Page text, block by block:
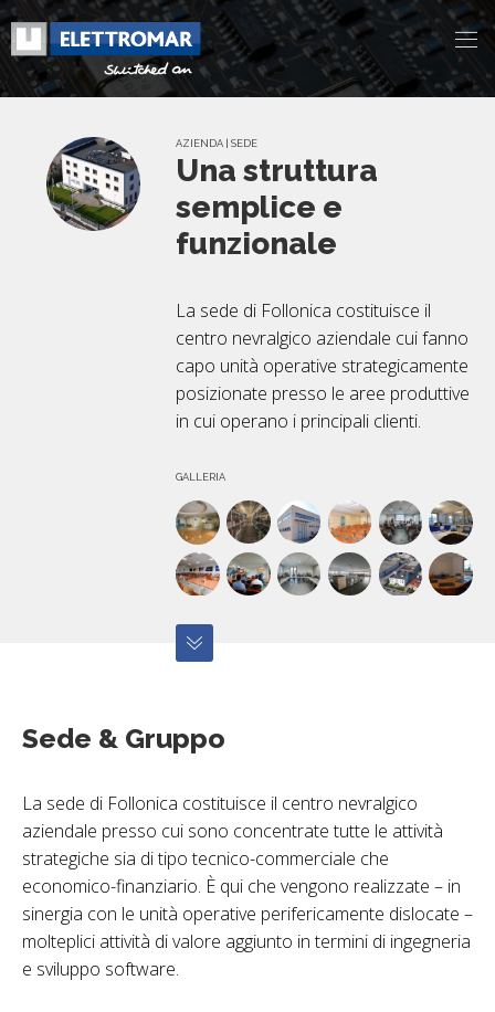
AZIENDA | SEDE
Una struttura
semplice e
funzionale
La sede di Follonica costituisce il
centro nevralgico aziendale cui fanno
capo unità operative strategicamente
posizionate presso le aree produttive
in cui operano i principali clienti.
GALLERIA
Sede & Gruppo
La sede di Follonica costituisce il centro nevralgico
aziendale presso cui sono concentrate tutte le attività
strategiche sia di tipo tecnico-commerciale che
economico-finanziario. È qui che vengono realizzate – in
sinergia con le unità operative perifericamente dislocate –
molteplici attività di valore aggiunto in termini di ingegneria
e sviluppo software.